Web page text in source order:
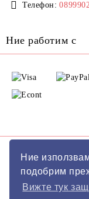
Ние
подобрим
Вижте тук
Телефон:
Ние работим с
Нашият